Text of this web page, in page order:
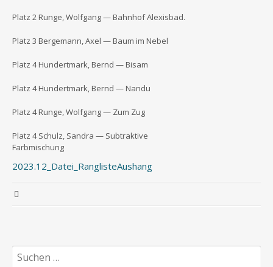
Platz 2 Run­ge, Wolf­gang — Bahn­hof Alexisbad.
Platz 3 Ber­ge­mann, Axel — Baum im Nebel
Platz 4 Hun­dert­mark, Bernd — Bisam
Platz 4 Hun­dert­mark, Bernd — Nandu
Platz 4 Run­ge, Wolf­gang — Zum Zug
Platz 4 Schulz, San­dra — Sub­trak­ti­ve
Farbmischung
2023.12_Datei_RanglisteAushang
Suchen
nach: